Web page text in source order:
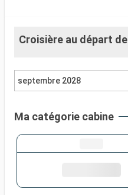
Croisière au départ de
septembre 2028
Ma catégorie cabine